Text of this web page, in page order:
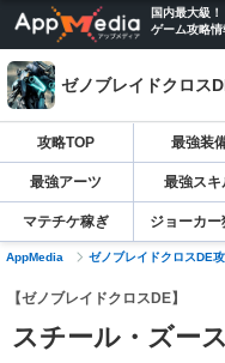
国内最大級！
ゲーム攻略
ゼノブレイドクロス
攻略TOP 最強装
最強アーツ 最強スキ
マテチケ稼ぎ ジョーカー
AppMedia ゼノブレイドクロスDE
【ゼノブレイドクロスDE】
スチール・ズー